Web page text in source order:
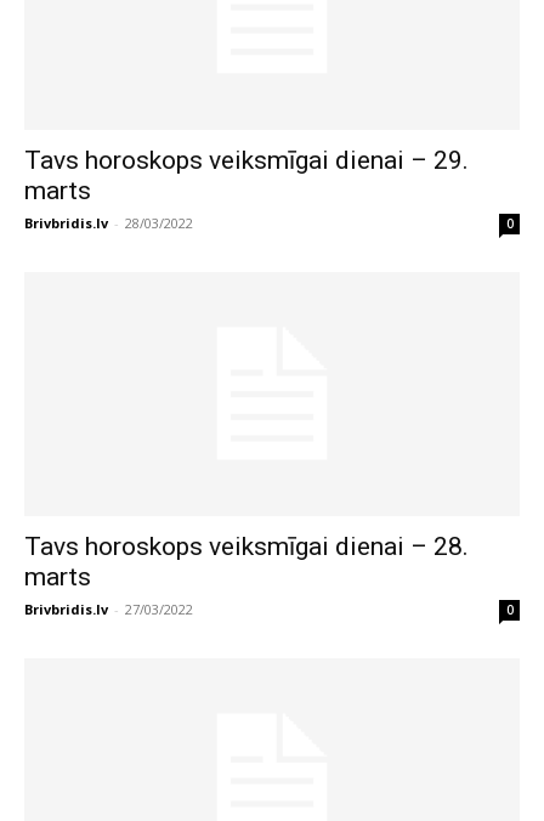
Tavs horoskops veiksmīgai dienai – 29.
marts
Brivbridis.lv - 28/03/2022 0
Tavs horoskops veiksmīgai dienai – 28.
marts
Brivbridis.lv - 27/03/2022 0